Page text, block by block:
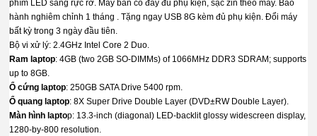
phím LED sáng rực rỡ. Máy bán có đầy đủ phụ kiện, sạc zin theo máy. Bảo
hành nghiêm chỉnh 1 tháng . Tặng ngay USB 8G kèm đủ phụ kiện. Đổi máy
bất kỳ trong 3 ngày đầu tiên.
Bộ vi xử lý: 2.4GHz Intel Core 2 Duo.
Ram laptop: 4GB (two 2GB SO-DIMMs) of 1066MHz DDR3 SDRAM; supports
up to 8GB.
Ổ cứng laptop: 250GB SATA Drive 5400 rpm.
Ổ quang laptop: 8X Super Drive Double Layer (DVD±RW Double Layer).
Màn hình laptop: 13.3-inch (diagonal) LED-backlit glossy widescreen display,
1280-by-800 resolution.